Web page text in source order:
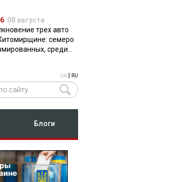
08 августа
трех авто
семеро
среди
UA RU
Блоги